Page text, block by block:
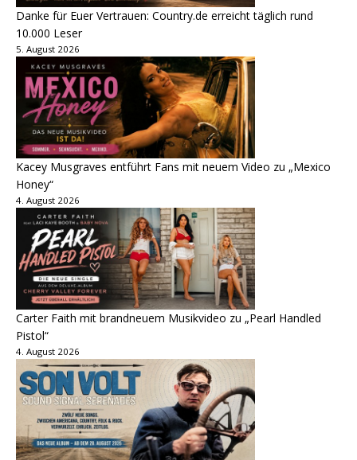
Danke für Euer Vertrauen: Country.de erreicht täglich rund
10.000 Leser
5. August 2026
Kacey Musgraves entführt Fans mit neuem Video zu „Mexico
Honey“
4. August 2026
Carter Faith mit brandneuem Musikvideo zu „Pearl Handled
Pistol“
4. August 2026